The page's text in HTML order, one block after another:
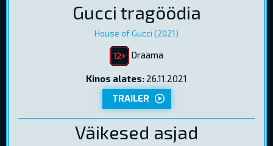
Gucci tragöödia
House of Gucci (2021)
Draama
Kinos alates: 26.11.2021
TRAILER
Väikesed asjad